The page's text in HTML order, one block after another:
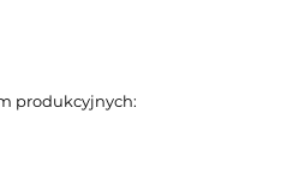
produkcyjnych: